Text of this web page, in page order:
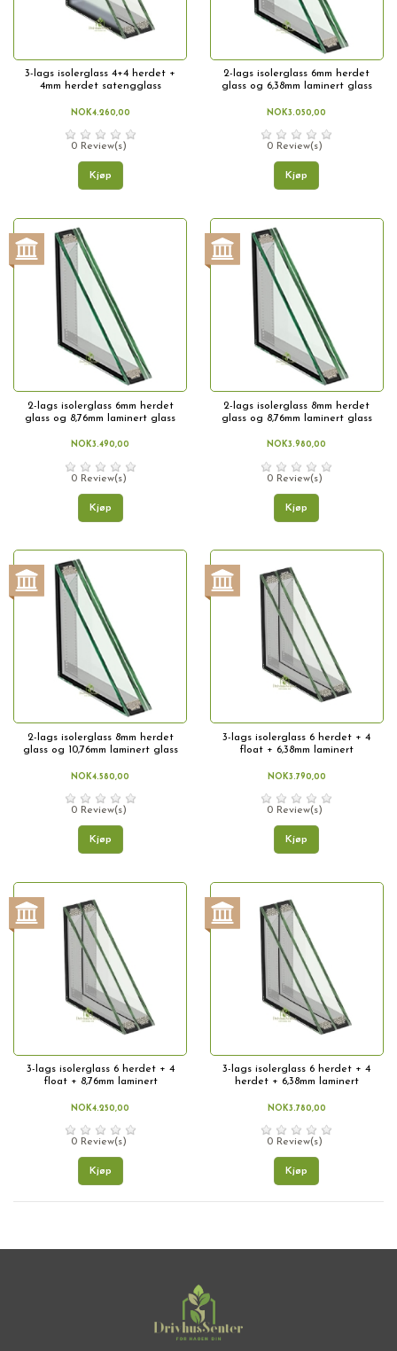
3-lags isolerglass 4+4 herdet +
4mm herdet satengglass
NOK4.260,00
0 Review(s)
Kjøp
2-lags isolerglass 6mm herdet
glass og 6,38mm laminert glass
NOK3.050,00
0 Review(s)
Kjøp
2-lags isolerglass 6mm herdet
glass og 8,76mm laminert glass
NOK3.490,00
0 Review(s)
Kjøp
2-lags isolerglass 8mm herdet
glass og 8,76mm laminert glass
NOK3.980,00
0 Review(s)
Kjøp
2-lags isolerglass 8mm herdet
glass og 10,76mm laminert glass
NOK4.580,00
0 Review(s)
Kjøp
3-lags isolerglass 6 herdet + 4
float + 6,38mm laminert
NOK3.790,00
0 Review(s)
Kjøp
3-lags isolerglass 6 herdet + 4
float + 8,76mm laminert
NOK4.250,00
0 Review(s)
Kjøp
3-lags isolerglass 6 herdet + 4
herdet + 6,38mm laminert
NOK3.780,00
0 Review(s)
Kjøp